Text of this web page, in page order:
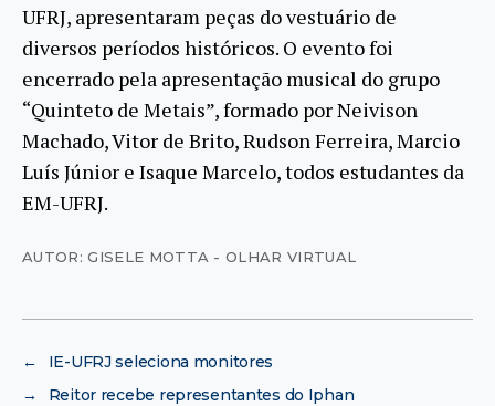
UFRJ, apresentaram peças do vestuário de
diversos períodos históricos. O evento foi
encerrado pela apresentação musical do grupo
“Quinteto de Metais”, formado por Neivison
Machado, Vitor de Brito, Rudson Ferreira, Marcio
Luís Júnior e Isaque Marcelo, todos estudantes da
EM-UFRJ.
AUTOR: GISELE MOTTA - OLHAR VIRTUAL
←
IE-UFRJ seleciona monitores
→
Reitor recebe representantes do Iphan